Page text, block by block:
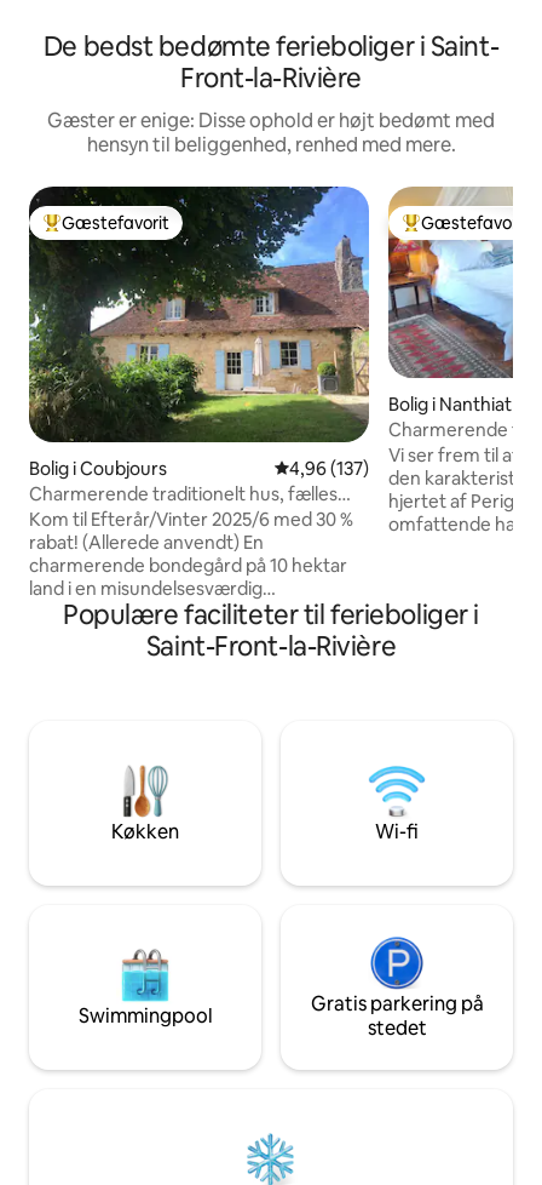
De bedst bedømte ferieboliger i Saint-
Front-la-Rivière
Gæster er enige: Disse ophold er højt bedømt med
hensyn til beliggenhed, renhed med mere.
Bedste gæstefavorit
Gæstefavorit
Bolig i Coubjours 4,96 ud af 5 i gennemsnitlig
4,96 (137)
Charmerende traditionelt hus, fælles
luksuspool
Kom til Efterår/Vinter 2025/6 med 30 %
rabat! (Allerede anvendt) En
charmerende bondegård på 10 hektar
land i en misundelsesværdig
beliggenhed med enestående udsigt.
Kan nydes når som helst på året. Søg
efter orkideer om foråret; slap af ved
Saint Robert, en af "Les Plus Beaux
Villages des France", ligger kun få
minutter væk eller 20 minutters gang
Bedste
Gæstefavorit
Bolig i Nanthiat
Charmerende fløj
Vi ser frem til at
den
hjertet af
omfattende
charmerende
soveværelse på
tilstødende
træningsrum.
Populære faciliteter til ferieboliger i
Saint-Front-la-Rivière
Køkken Wi-fi
Swimmingpool
Gratis parkering på
stedet